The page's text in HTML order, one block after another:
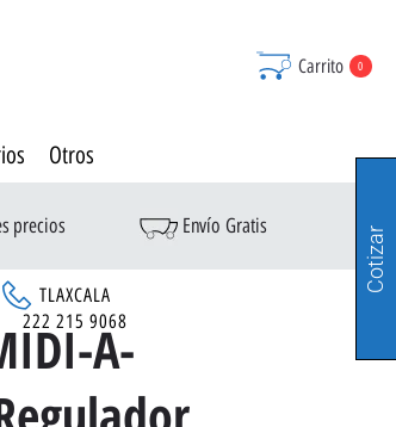
Carrito 0
Otros
precios Envío Gratis
TLAXCALA
222 215 9068
A-
Cotizar